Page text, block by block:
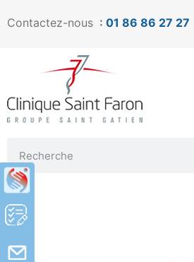
Contactez-nous : 01 86 86 27 27